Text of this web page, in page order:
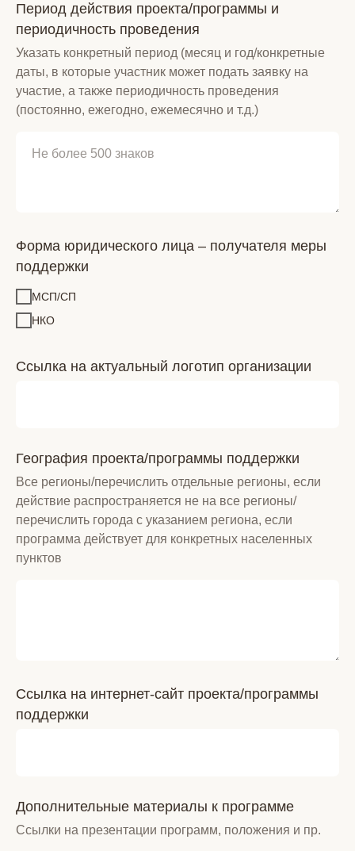
Период действия проекта/программы и
периодичность проведения
Указать конкретный период (месяц и год/конкретные
даты, в которые участник может подать заявку на
участие, а также периодичность проведения
(постоянно, ежегодно, ежемесячно и т.д.)
Форма юридического лица – получателя меры
поддержки
МСП/СП
НКО
Ссылка на актуальный логотип организации
География проекта/программы поддержки
Все регионы/перечислить отдельные регионы, если
действие распространяется не на все регионы/
перечислить города с указанием региона, если
программа действует для конкретных населенных
пунктов
Ссылка на интернет-сайт проекта/программы
поддержки
Дополнительные материалы к программе
Ссылки на презентации программ, положения и пр.